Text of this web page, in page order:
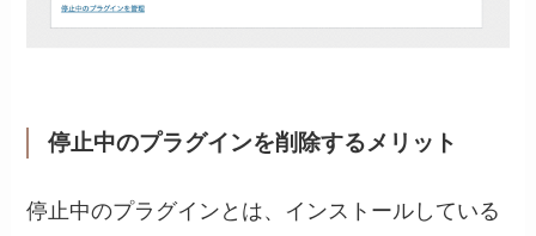
停止中のプラグインを削除するメリット
停止中のプラグインとは、インストールしている